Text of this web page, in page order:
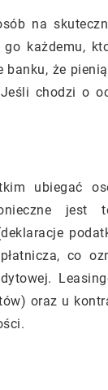
na
każdemu,
że
chodzi o
ubiegać
jest
co
oraz u